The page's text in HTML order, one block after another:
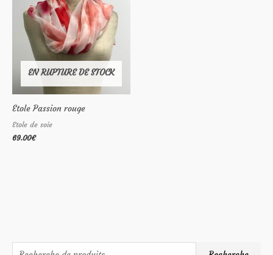
EN RUPTURE DE STOCK
Etole Passion rouge
Etole de soie
69.00€